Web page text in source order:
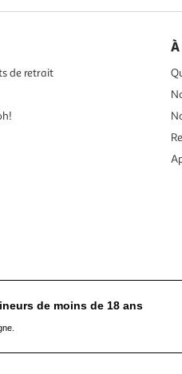
de retrait
À
de moins de 18 ans